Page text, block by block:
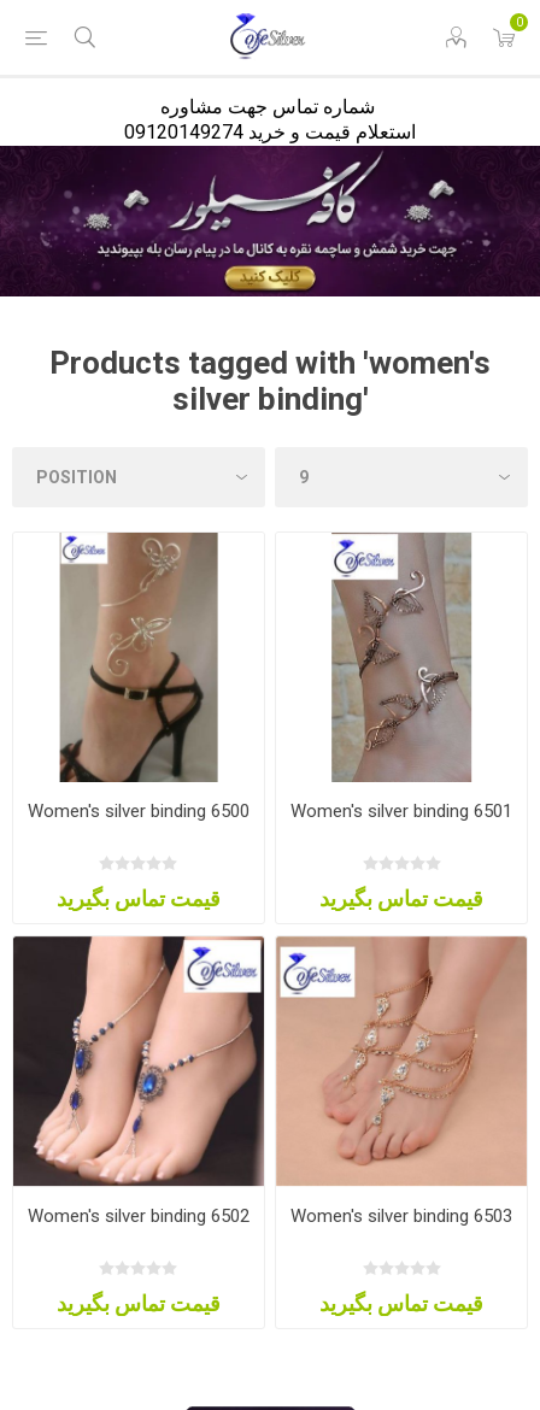
0
استعلام قیمت و خرید 09120149274
Products tagged with 'women's
silver binding'
Women's silver binding 6500
قیمت تماس بگیرید
Women's silver binding 6501
قیمت تماس بگیرید
Women's silver binding 6502
قیمت تماس بگیرید
Women's silver binding 6503
قیمت تماس بگیرید